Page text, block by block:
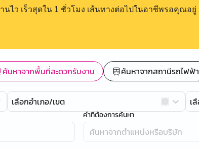
นไว เร็วสุดใน 1 ชั่วโมง เส้นทางต่อไปในอาชีพรอคุณอยู่
ค้นหาจากพื้นที่สะดวกรับงาน ค้นหาจากสถานีรถไฟฟ้า
เลือกอำเภอ/เขต เ
คำที่ต้องการค้นหา